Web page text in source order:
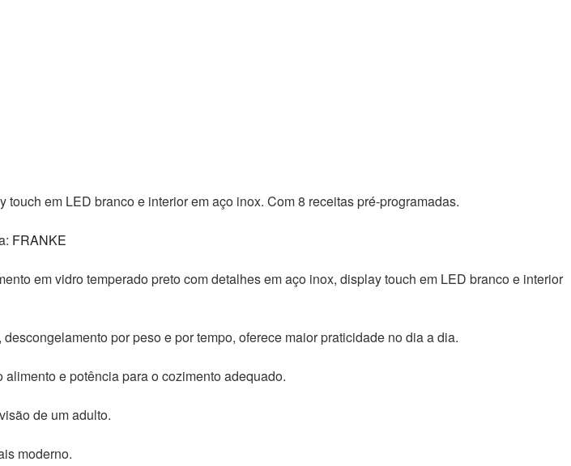
em LED branco e interior em aço inox. Com 8 receitas pré-programadas.
FRANKE
em vidro temperado preto com detalhes em aço inox, display touch em LED branco e interior
por peso e por tempo, oferece maior praticidade no dia a dia.
e potência para o cozimento adequado.
de um adulto.
moderno.